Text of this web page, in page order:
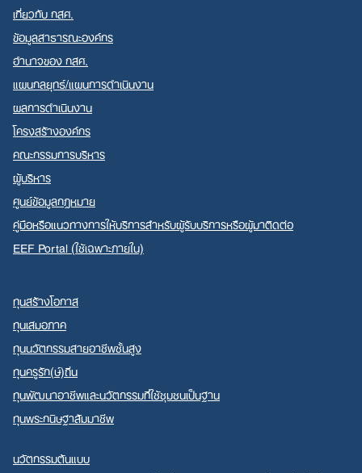
Search
for:
เกี่ยวกับ กสศ.
ข้อมูลสาธารณะองค์กร
อำนาจของ กสศ.
แผนกลยุทธ์/แผนการดำเนินงาน
ผลการดำเนินงาน
โครงสร้างองค์กร
คณะกรรมการบริหาร
ผู้บริหาร
ศูนย์ข้อมูลกฎหมาย
คู่มือหรือแนวทางการให้บริการสำหรับผู้รับบริการหรือผู้มาติดต่อ
EEF Portal (ใช้เฉพาะภายใน)
ทุนสร้างโอกาส
ทุนเสมอภาค
ทุนนวัตกรรมสายอาชีพชั้นสูง
ทุนครูรัก(ษ์)ถิ่น
ทุนพัฒนาอาชีพและนวัตกรรมที่ใช้ชุมชนเป็นฐาน
ทุนพระกนิษฐาสัมมาชีพ
นวัตกรรมต้นแบบ